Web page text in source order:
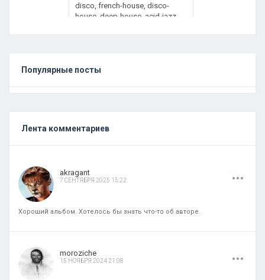
disco, french-house, disco-
house, deep-house, acid-jazz,
Популярные посты
Лента комментариев
akragant
7 СЕНТЯБРЯ 2025 15:22 ...
Хороший альбом. Хотелось бы знать что-то об авторе.
moroziche
15 НОЯБРЯ 2024 21:08 ...